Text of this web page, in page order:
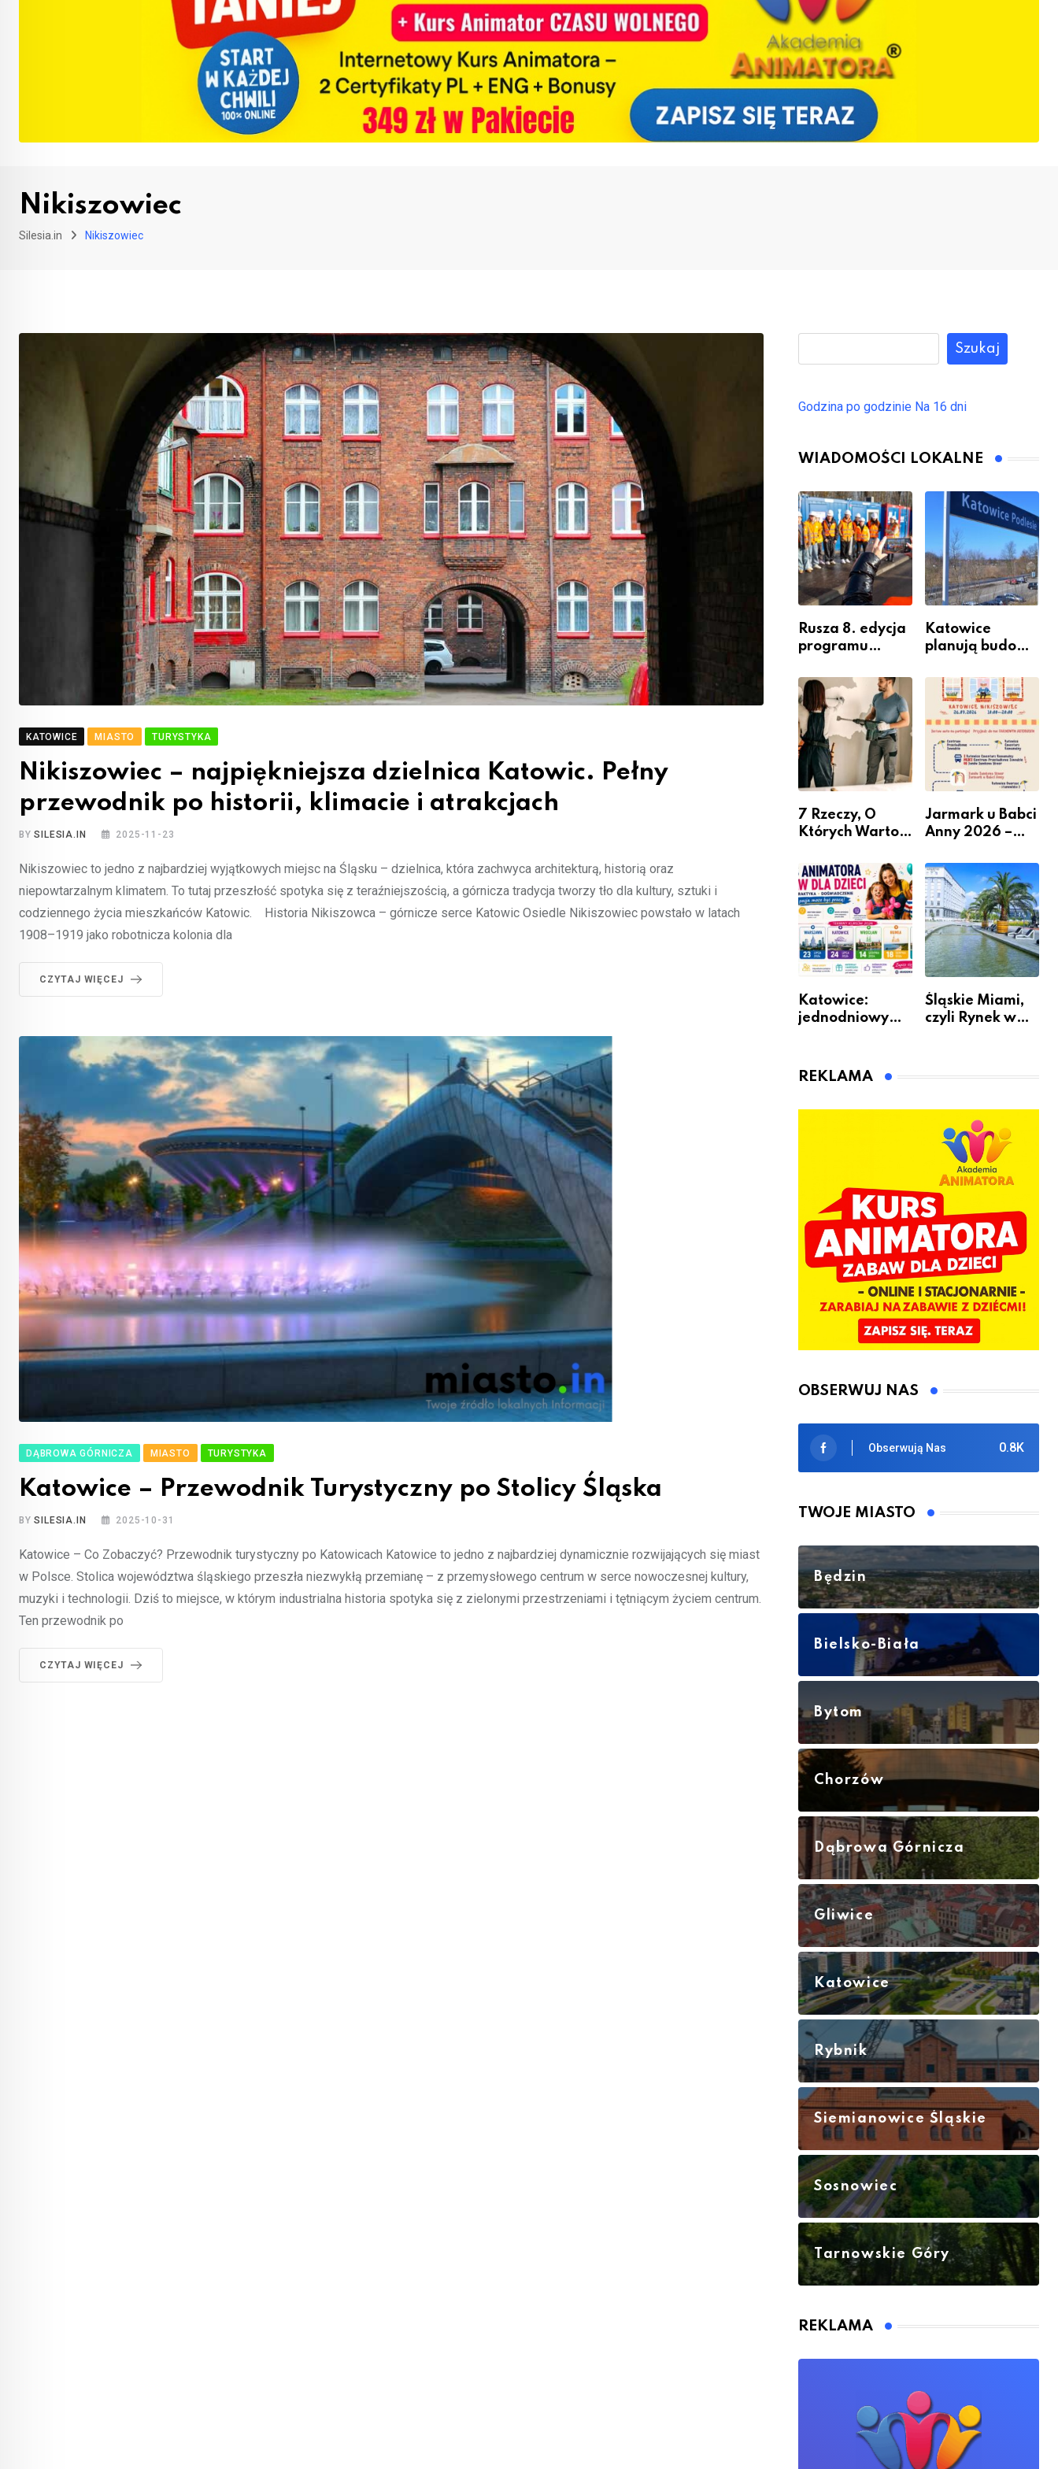
Nikiszowiec
Silesia.in Nikiszowiec
KATOWICE MIASTO TURYSTYKA
Nikiszowiec – najpiękniejsza dzielnica Katowic. Pełny
przewodnik po historii, klimacie i atrakcjach
BYSILESIA.IN 2025-11-23
Nikiszowiec to jedno z najbardziej wyjątkowych miejsc na Śląsku – dzielnica, która zachwyca architekturą, historią oraz
niepowtarzalnym klimatem. To tutaj przeszłość spotyka się z teraźniejszością, a górnicza tradycja tworzy tło dla kultury, sztuki i
codziennego życia mieszkańców Katowic. Historia Nikiszowca – górnicze serce Katowic Osiedle Nikiszowiec powstało w latach
1908–1919 jako robotnicza kolonia dla
CZYTAJ WIĘCEJ
DĄBROWA GÓRNICZA MIASTO TURYSTYKA
Katowice – Przewodnik Turystyczny po Stolicy Śląska
BYSILESIA.IN 2025-10-31
Katowice – Co Zobaczyć? Przewodnik turystyczny po Katowicach Katowice to jedno z najbardziej dynamicznie rozwijających się miast
w Polsce. Stolica województwa śląskiego przeszła niezwykłą przemianę – z przemysłowego centrum w serce nowoczesnej kultury,
muzyki i technologii. Dziś to miejsce, w którym industrialna historia spotyka się z zielonymi przestrzeniami i tętniącym życiem centrum.
Ten przewodnik po
CZYTAJ WIĘCEJ
Szukaj
Godzina po godzinie Na 16 dni
WIADOMOŚCI LOKALNE
Rusza 8. edycja
programu
Miastem
Fachowców” –
nabór dla
przedsiębiorców
Katowice
planują budowę
przesiadkoweg
o w Podlesiu
7 Rzeczy, O
Których Warto
Remontem
Mieszkania
Jarmark u Babci
Anny 2026 –
Katowice:
jednodniowy
animatora
Śląskie Miami,
czyli Rynek w
REKLAMA
OBSERWUJ NAS
0.8K
Obserwują Nas
TWOJE MIASTO
Będzin
Bielsko-Biała
Bytom
Chorzów
Dąbrowa Górnicza
Gliwice
Katowice
Rybnik
Siemianowice Śląskie
Sosnowiec
Tarnowskie Góry
REKLAMA